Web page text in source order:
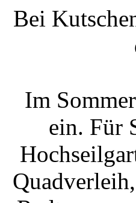
Bei
Im
ein. Für